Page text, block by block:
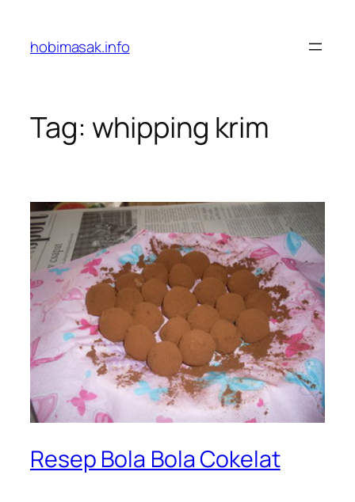
content
hobimasak.info
Tag: whipping krim
Resep Bola Bola Cokelat